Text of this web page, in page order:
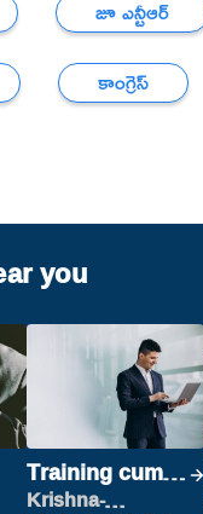
జూ ఎన్టీఆర్
కాంగ్రెస్
you
Training cum
Placement
Krishna-